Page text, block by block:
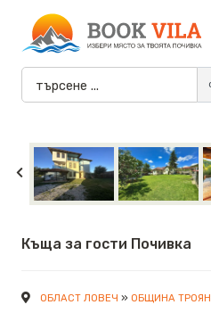
Къща за гости Почивка
ОБЛАСТ ЛОВЕЧ » ОБЩИНА ТРОЯН